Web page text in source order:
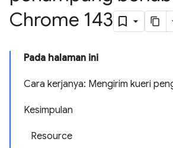
Chrome 143
Pada halaman ini
Cara kerjanya: Mengirim kueri
Kesimpulan
Resource